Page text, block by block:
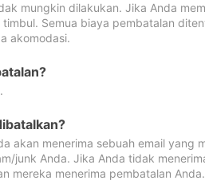
mungkin dilakukan. Jika Anda
Semua biaya pembatalan
akomodasi.
akan menerima sebuah email yang
junk Anda. Jika Anda tidak
mereka menerima pembatalan Anda.